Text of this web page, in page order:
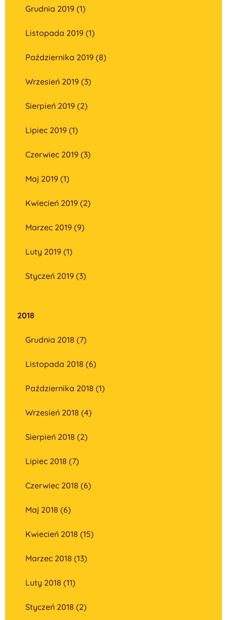
Grudnia 2019 (1)
Listopada 2019 (1)
Października 2019 (8)
Wrzesień 2019 (3)
Sierpień 2019 (2)
Lipiec 2019 (1)
Czerwiec 2019 (3)
Maj 2019 (1)
Kwiecień 2019 (2)
Marzec 2019 (9)
Luty 2019 (1)
Styczeń 2019 (3)
2018
Grudnia 2018 (7)
Listopada 2018 (6)
Października 2018 (1)
Wrzesień 2018 (4)
Sierpień 2018 (2)
Lipiec 2018 (7)
Czerwiec 2018 (6)
Maj 2018 (6)
Kwiecień 2018 (15)
Marzec 2018 (13)
Luty 2018 (11)
Styczeń 2018 (2)